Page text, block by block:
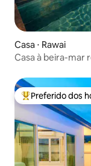
Casa ⋅ Rawai
Casa à beira-mar
Entre os
Preferido dos